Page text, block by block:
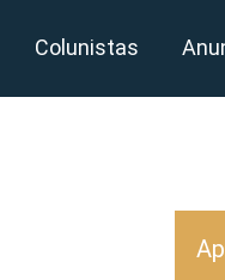
Colunistas